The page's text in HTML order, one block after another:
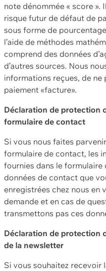
note dénommée « score ».
risque futur de défaut de
sous forme de
l’aide de méthodes
comprend des données
d’autres sources. Nous
informations reçues, de
paiement «facture».
Déclaration de protection
formulaire de contact
Si vous nous faites
formulaire de contact, les
fournies dans le formulaire
données de contact que
enregistrées chez nous en
demande et en cas de
transmettons pas ces
Déclaration de protection
de la newsletter
Si vous souhaitez recevoir